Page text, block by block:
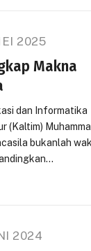
2025
Makna
dan Informatika
(Kaltim)
bukanlah
2024